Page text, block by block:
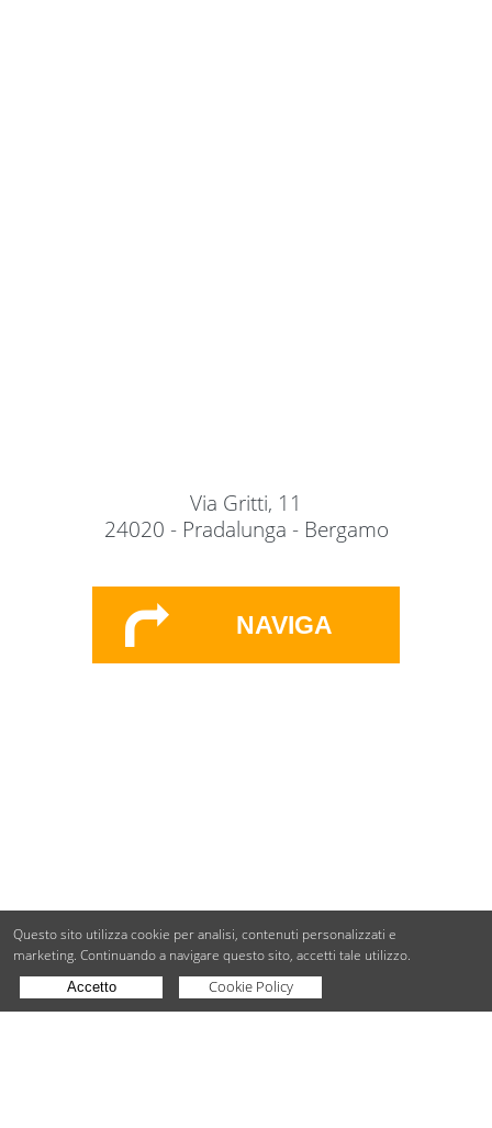
NAVIGA
Via Gritti, 11
24020 - Pradalunga - Bergamo
Copyright © BdueB Srl PI 07755110967 Privacy Utilizzo dei cookie
Questo sito utilizza cookie per analisi, contenuti personalizzati e
marketing. Continuando a navigare questo sito, accetti tale utilizzo.
Accetto Cookie Policy